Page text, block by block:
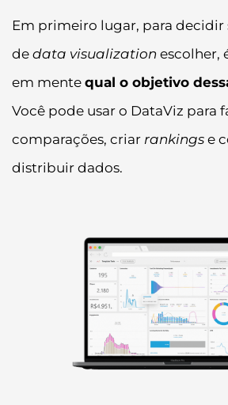
Em primeiro lugar, para
de data visualization escolher,
em mente qual o objetivo
Você pode usar o DataViz para
comparações, criar rankings e
distribuir dados.